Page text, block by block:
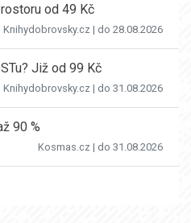
od 49 Kč
Knihydobrovsky.cz | do 28.08.2026
Již od 99 Kč
Knihydobrovsky.cz | do 31.08.2026
90 %
Kosmas.cz | do 31.08.2026